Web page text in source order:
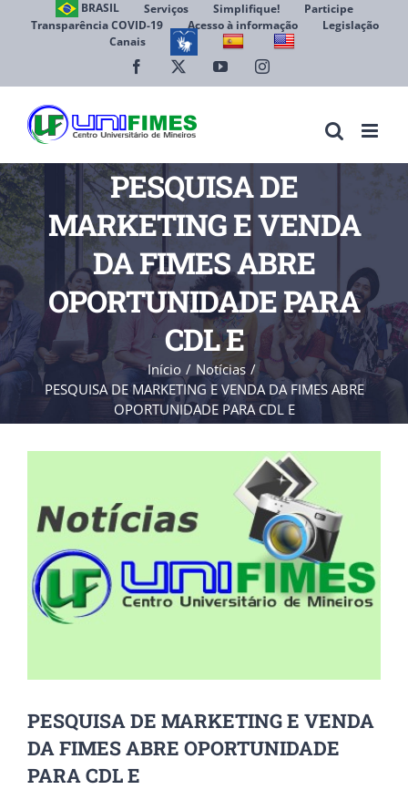
BRASIL Serviços Simplifique!
Participe
Transparência COVID-19
Acesso à informação
Legislação
Canais
Facebook YouTubeInstagram
PESQUISA DE
MARKETING E VENDA
DA FIMES ABRE
OPORTUNIDADE PARA
CDL E
Início
Notícias
PESQUISA DE MARKETING E VENDA DA FIMES ABRE
OPORTUNIDADE PARA CDL E
PESQUISA DE MARKETING E VENDA
DA FIMES ABRE OPORTUNIDADE
PARA CDL E